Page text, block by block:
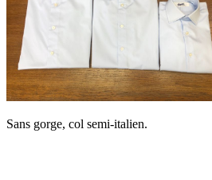
Sans gorge, col semi-italien.